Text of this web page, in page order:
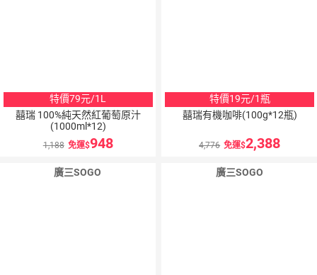
特價79元/1L
囍瑞 100%純天然紅葡萄原汁
(1000ml*12)
1,188 免運 948
特價19元/1瓶
囍瑞有機咖啡(100g*12瓶)
4,776 免運 2,388
廣三SOGO 廣三SOGO